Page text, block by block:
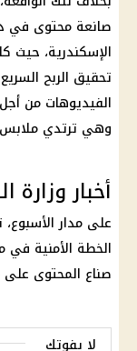
صانعة محتوى في
الإسكندرية، حيث
تحقيق الربح
الفيديوهات من
وهي ترتدي ملابس
أخبار وزارة
على مدار
الخطة الأمنية في
صناع المحتوى على
لا يفوتك